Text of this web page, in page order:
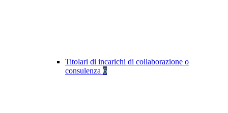
Titolari di incarichi di collaborazione o
consulenza 6